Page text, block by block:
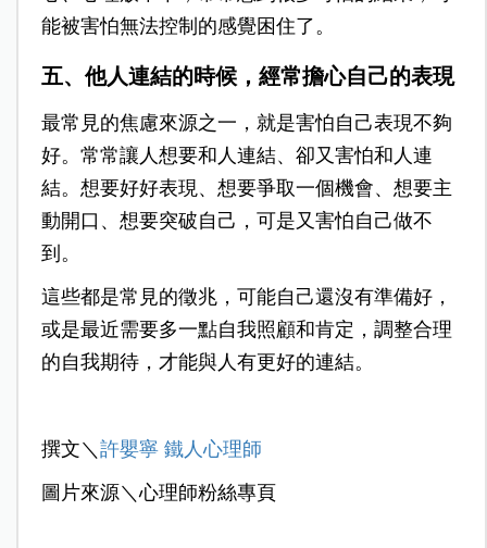
能被害怕無法控制的感覺困住了。
五、他人連結的時候，經常擔心自己的表現
最常見的焦慮來源之一，就是害怕自己表現不夠
好。常常讓人想要和人連結、卻又害怕和人連
結。想要好好表現、想要爭取一個機會、想要主
動開口、想要突破自己，可是又害怕自己做不
到。
這些都是常見的徵兆，可能自己還沒有準備好，
或是最近需要多一點自我照顧和肯定，調整合理
的自我期待，才能與人有更好的連結。
撰文＼ 許嬰寧 鐵人心理師
圖片來源＼心理師粉絲專頁